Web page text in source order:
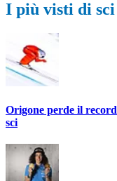
I più visti di sci
Origone perde il
sci